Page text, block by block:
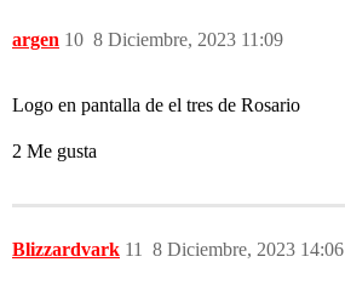
argen 8 Diciembre, 2023 11:09
10
Logo en pantalla de el tres de Rosario
2 Me gusta
Blizzardvark 8 Diciembre, 2023 14:06
11